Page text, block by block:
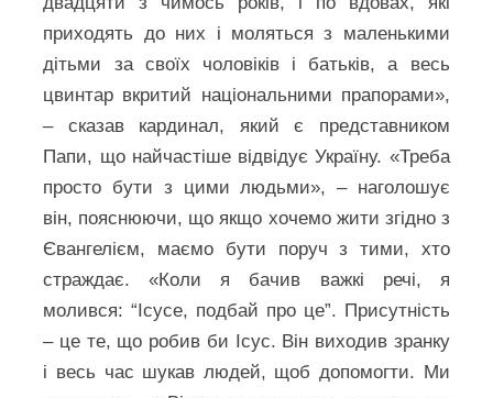
приходять до них і моляться з маленькими
дітьми за своїх чоловіків і батьків, а весь
цвинтар вкритий національними прапорами»,
– сказав кардинал, який є представником
Папи, що найчастіше відвідує Україну. «Треба
просто бути з цими людьми», – наголошує
він, пояснюючи, що якщо хочемо жити згідно з
Євангелієм, маємо бути поруч з тими, хто
страждає. «Коли я бачив важкі речі, я
молився: “Ісусе, подбай про це”. Присутність
– це те, що робив би Ісус. Він виходив зранку
і весь час шукав людей, щоб допомогти. Ми